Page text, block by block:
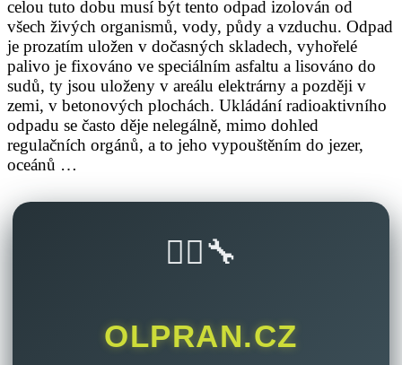
celou tuto dobu musí být tento odpad izolován od
všech živých organismů, vody, půdy a vzduchu. Odpad
je prozatím uložen v dočasných skladech, vyhořelé
palivo je fixováno ve speciálním asfaltu a lisováno do
sudů, ty jsou uloženy v areálu elektrárny a později v
zemi, v betonových plochách. Ukládání radioaktivního
odpadu se často děje nelegálně, mimo dohled
regulačních orgánů, a to jeho vypouštěním do jezer,
oceánů …
🚴‍♂️🔧
OLPRAN.CZ